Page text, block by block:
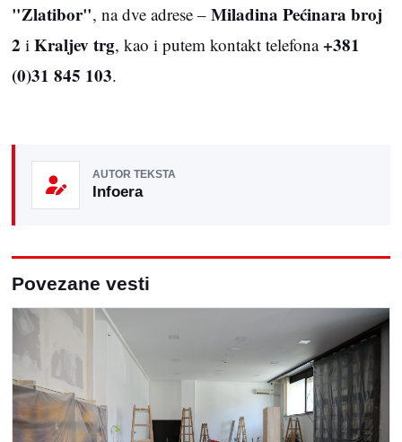
"Zlatibor", na dve adrese – Miladina Pećinara broj
2 i Kraljev trg, kao i putem kontakt telefona+381
(0)31 845 103.
AUTOR TEKSTA
Infoera
Povezane vesti